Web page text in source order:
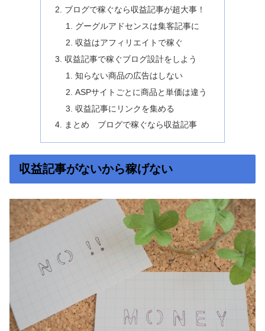
ブログで稼ぐなら収益記事が超大事！
グーグルアドセンスは集客記事に
収益はアフィリエイトで稼ぐ
収益記事で稼ぐブログ設計をしよう
知らない商品の広告はしない
ASPサイトごとに商品と単価は違う
収益記事にリンクを集める
まとめ ブログで稼ぐなら収益記事
収益記事がないから稼げない